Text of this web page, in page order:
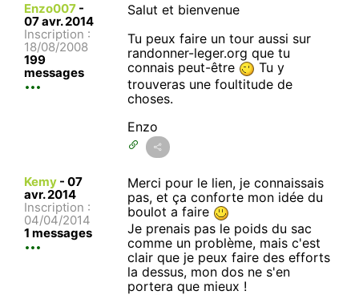
Enzo007 -
07 avr. 2014
Inscription :
18/08/2008
199
messages
Salut et bienvenue
Tu peux faire un tour aussi sur
randonner-leger.org que tu
connais peut-être
Tu y
trouveras une foultitude de
choses.
Enzo
Kemy - 07
avr. 2014
Inscription :
04/04/2014
1 messages
Merci pour le lien, je connaissais
pas, et ça conforte mon idée du
boulot a faire
Je prenais pas le poids du sac
comme un problème, mais c'est
clair que je peux faire des efforts
la dessus, mon dos ne s'en
portera que mieux !